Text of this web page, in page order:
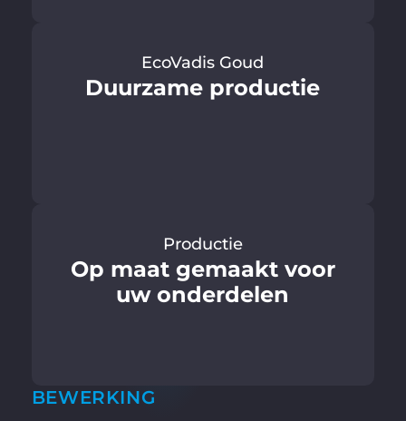
BEWERKING
EcoVadis Goud
Duurzame productie
Productie
Op maat gemaakt voor
uw onderdelen